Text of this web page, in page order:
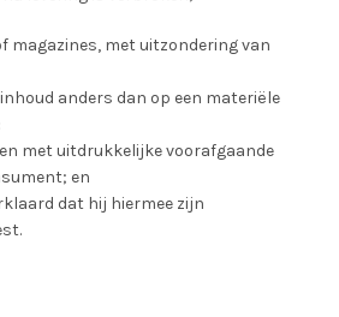
met uitzondering van
anders dan op een materiële
met uitdrukkelijke voorafgaande
en
dat hij hiermee zijn